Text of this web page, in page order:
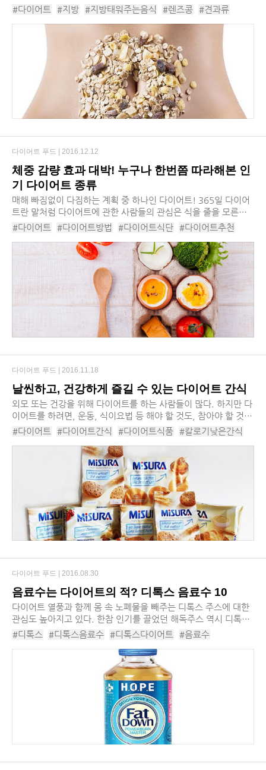
이 있다면 어떨까? 칼로리 자체가 없는 것은 아니지만 지방 축척은
#다이어트 #지방 #지방태워주는음식 #렌즈콩 #견과류
#살코기 #베리류
체중 감량 효과 대박! 누구나 한번쯤 따라해본 인
기 다이어트 종류
매해 빠짐없이 다짐하는 계획 중 하나인 다이어트! 365일 다이어
트란 말처럼 다이어트에 관한 사람들의 관심은 식을 줄을 모른다.
늘 새로운 식단과 다이어트가 유행하지만 꾸준한 노력이 없으면
#다이어트 #다이어트방법 #다이어트식단 #다이어트추천
#유행다이어트 #DASH다이어트 #LCHF다이어트 #건강상식
다이어트 푸드 | 2016.12.12
날씬하고, 건강하게 즐길 수 있는 다이어트 간식
외모 또는 건강을 위해 다이어트를 하는 사람들이 많다. 하지만 다
이어트를 하려면, 운동, 식이요법 등 해야 할 것도, 참아야 할 것도
많다. 특히 달콤한 간식의 유혹을 외면하는 것은 정말 어려운 일이
#다이어트 #다이어트간식 #다이어트식품 #칼로기낮은간식
#식물성음료 #슈퍼푸드 #다이어트음식 #통밀빵
다이어트 푸드 | 2016.11.18
음료수는 다이어트의 적? 디톡스 음료수 10
다이어트 열풍과 함께 몸 속 노폐물을 빼주는 디톡스 주스에 대한
관심도 높아지고 있다. 한참 인기를 끌었던 해독주스 역시 디톡스
주스의 일종인데, 효과는 좋지만 직접 만들기 번거로워 꾸준하게
#디톡스 #디톡스음료수 #디톡스다이어트
#음료수
#디톡스음료수추천 #다이어트음료
다이어트 푸드 | 2016.08.30